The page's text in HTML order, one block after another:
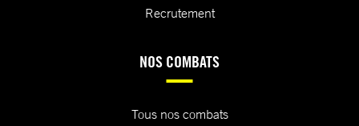
Recrutement
NOS COMBATS
Tous nos combats